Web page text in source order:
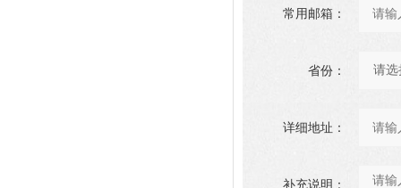
常用邮箱：
省份：
详细地址：
补充说明：